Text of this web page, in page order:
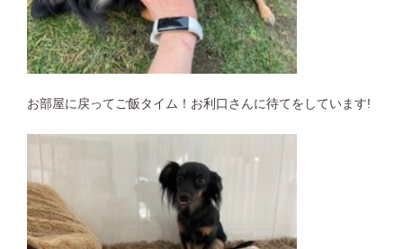
お部屋に戻ってご飯タイム！お利口さんに待てをしています!